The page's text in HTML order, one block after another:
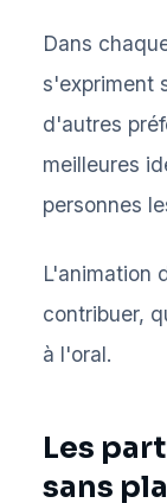
Dans
s'expriment
d'autres
meilleures
personnes
L'animation
contribuer,
à l'oral.
Les
sans